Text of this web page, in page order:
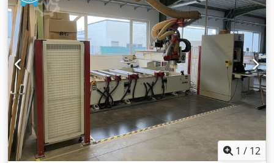
TIKT VEIKTA MŪS, UN TĀS IZMAKSAS BŪS 2,00 EUR/KM.
IZKRĀVE JĀORGANIZĒ UN JĀVEIC PIRKĒJAM. IMA BIMA 300
CNC apstrādes centrs Pārdod pilnībā darboties spējīgu
IMA BIMA 300, 4 asu CNC apstrādes centru ar konsoles
galda konstrukciju. Pamata dati (bez garantijām par
precizitāti un pilnīgumu): Apstrādes zona: X virziens:
apmēram 5000 mm Dwedszq U Rijpfx Agmja Y virziens: līdz
apmēram 1400 mm Maks. apstrādājamā detaļas augstums
vai fiksācijas augstums: apmēram 125 mm Mašīnas svars:
apmēram 6000 kg Galvenais vārpstas motors: Jauda: 7,5
kW (S1) / 10 kW (S6) Instrumenta stiprinājums: HSK F63
Apgriezienu diapazons: līdz 24 000 apgr./min
Labais/kreisais griešanās virziens programmējams
1 / 12